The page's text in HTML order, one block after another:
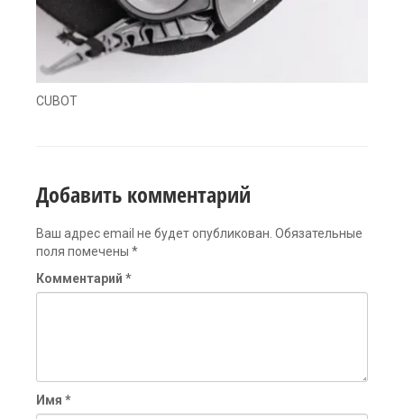
CUBOT
Добавить комментарий
Ваш адрес email не будет опубликован. Обязательные
поля помечены *
Комментарий *
Имя *